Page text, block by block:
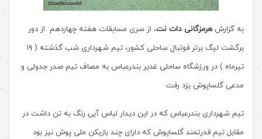
به گزارش هرمزگانی دات نت، از سری مسابقات هفته چهاردهم از دور
برگشت لیگ برتر فوتبال ساحلی کشور، تیم شهرداری شب گذشته ( ۱۹
تیرماه ) در ورزشگاه ساحلی غدیر بندرعباس به مصاف تیم صدر جدولی و
مدعی گلساپوش یزد رفت.
تیم شهرداری بندرعباس که در این دیدار لباس آبی رنگ به تن داشت در
مقابل تیم قدرتمند گلساپوش که دارای چند بازیکن ملی پوش نیز بود